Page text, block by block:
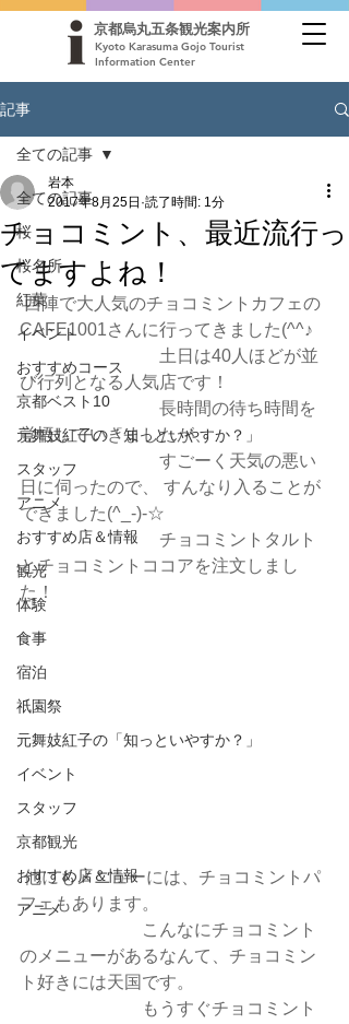
Kyoto Karasuma Gojo Tourist
Information Center
京都烏丸五条観光案内所
記事
全ての記事
桜
桜名所
紅葉
イベント
おすすめコース
京都ベスト10
元舞妓紅子の「知っといやすか？」
スタッフ
アニメ
おすすめ店＆情報
観光
体験
食事
宿泊
祇園祭
元舞妓紅子の「知っといやすか？」
イベント
スタッフ
京都観光
おすすめ店＆情報
アニメ
全ての記事
チョコミント、最近流行っ
てますよね！
岩本
2017年8月25日 読了時間: 1分
西陣で大人気のチョコミントカフェの
CAFE1001さんに行ってきました(^^♪
土日は40人ほどが並
び行列となる人気店です！
長時間の待ち時間を
覚悟していきましたが、
すごーく天気の悪い
日に伺ったので、 すんなり入ることが
できました(^_-)-☆
チョコミントタルト
とチョコミントココアを注文しまし
た！
他にもメニューには、チョコミントパ
フェもあります。
こんなにチョコミント
のメニューがあるなんて、チョコミン
ト好きには天国です。
もうすぐチョコミント